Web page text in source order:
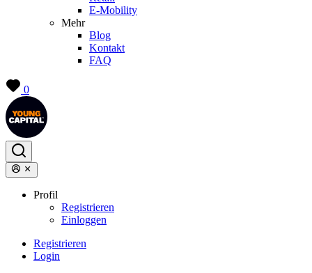
E-Mobility
Mehr
Blog
Kontakt
FAQ
0
Profil
Registrieren
Einloggen
Registrieren
Login